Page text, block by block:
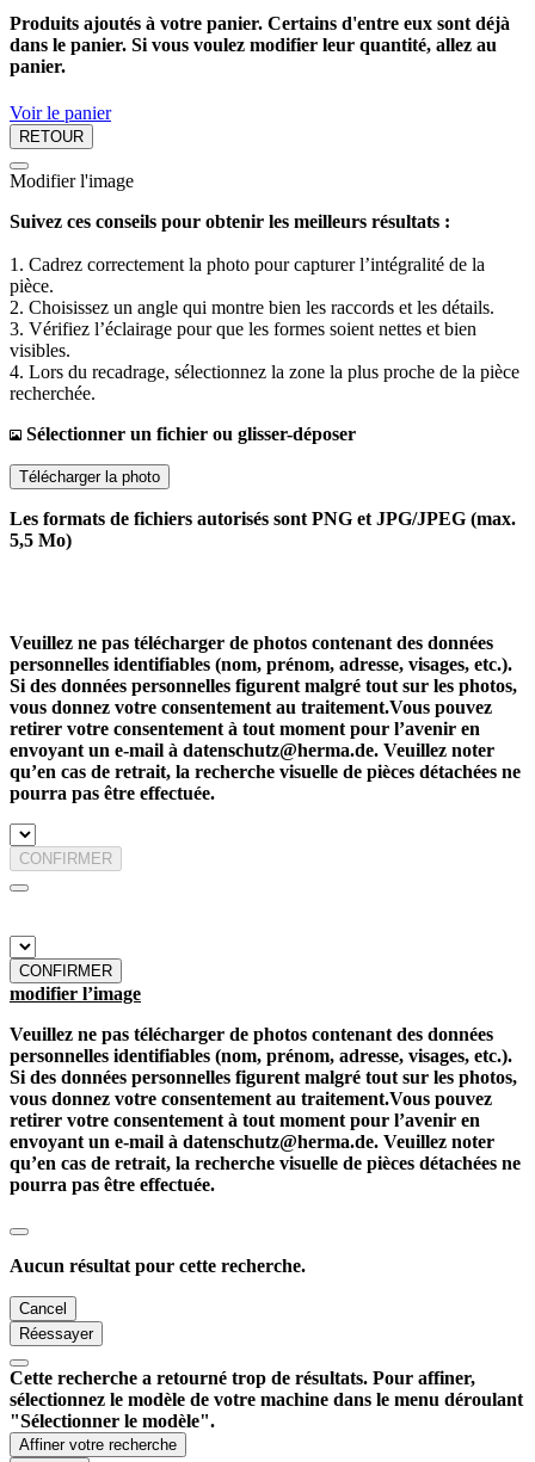
Produits ajoutés à votre panier. Certains d'entre eux sont déjà
dans le panier. Si vous voulez modifier leur quantité, allez au
panier.
Voir le panier
RETOUR
Modifier l'image
Suivez ces conseils pour obtenir les meilleurs résultats :
1. Cadrez correctement la photo pour capturer l’intégralité de la
pièce.
2. Choisissez un angle qui montre bien les raccords et les détails.
3. Vérifiez l’éclairage pour que les formes soient nettes et bien
visibles.
4. Lors du recadrage, sélectionnez la zone la plus proche de la pièce
recherchée.
Sélectionner un fichier ou glisser-déposer
Télécharger la photo
Les formats de fichiers autorisés sont PNG et JPG/JPEG (max.
5,5 Mo)
Veuillez ne pas télécharger de photos contenant des données
personnelles identifiables (nom, prénom, adresse, visages, etc.).
Si des données personnelles figurent malgré tout sur les photos,
vous donnez votre consentement au traitement.Vous pouvez
retirer votre consentement à tout moment pour l’avenir en
envoyant un e-mail à datenschutz@herma.de. Veuillez noter
qu’en cas de retrait, la recherche visuelle de pièces détachées ne
pourra pas être effectuée.
CONFIRMER
CONFIRMER
modifier l’image
Veuillez ne pas télécharger de photos contenant des données
personnelles identifiables (nom, prénom, adresse, visages, etc.).
Si des données personnelles figurent malgré tout sur les photos,
vous donnez votre consentement au traitement.Vous pouvez
retirer votre consentement à tout moment pour l’avenir en
envoyant un e-mail à datenschutz@herma.de. Veuillez noter
qu’en cas de retrait, la recherche visuelle de pièces détachées ne
pourra pas être effectuée.
Aucun résultat pour cette recherche.
Cancel
Réessayer
Cette recherche a retourné trop de résultats. Pour affiner,
sélectionnez le modèle de votre machine dans le menu déroulant
"Sélectionner le modèle".
Affiner votre recherche